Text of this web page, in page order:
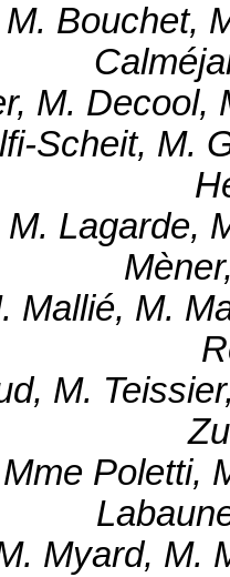
Bouchet,
M. Decool,
Scheit, M.
Lagarde,
Mallié, M.
M.
Poletti,
Myard, M.